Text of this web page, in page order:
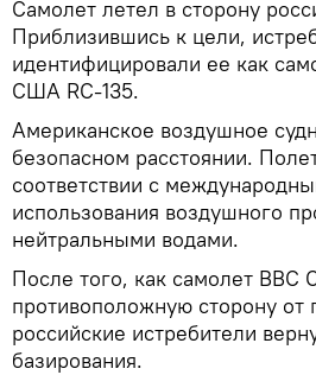
Самолет летел в сторону
Приблизившись к цели,
идентифицировали ее как
США RC-135.
Американское воздушное
безопасном расстоянии.
соответствии с
использования воздушного
нейтральными водами.
После того, как самолет ВВС
противоположную сторону
российские истребители
базирования.